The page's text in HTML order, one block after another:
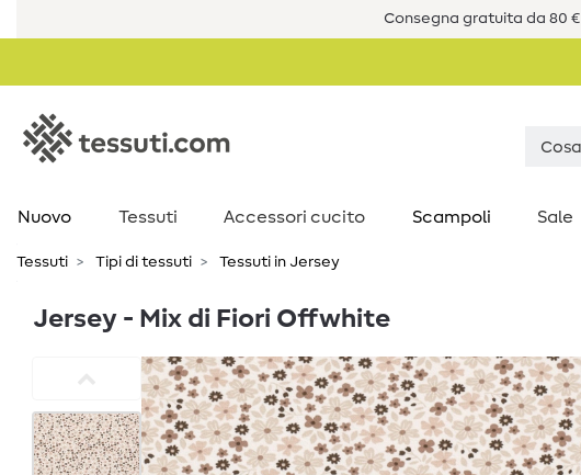
Consegna gratuita da 80 €
Nuovo Tessuti Accessori cucito Scampoli Sale
Tessuti Tipi di tessuti Tessuti in Jersey
Jersey - Mix di Fiori Offwhite